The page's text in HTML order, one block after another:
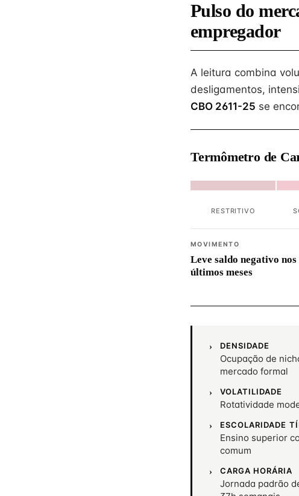
Pulso do
empregador
A leitura combina
desligamentos,
CBO 2611-25 se
Termômetro de
RESTRITIVO
MOVIMENTO
Leve saldo negativo nos
últimos meses
DENSIDADE
Ocupação de
mercado formal
VOLATILIDADE
Rotatividade
ESCOLARIDADE
Ensino superior
comum
CARGA HORÁRIA
Jornada padrão